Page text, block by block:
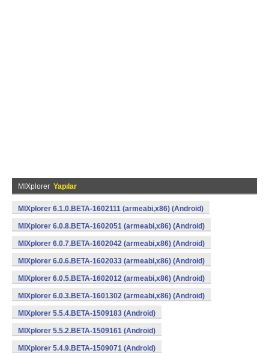
MIXplorer Yapılar
MIXplorer 6.1.0.BETA-1602111 (armeabi,x86) (Android)
MIXplorer 6.0.8.BETA-1602051 (armeabi,x86) (Android)
MIXplorer 6.0.7.BETA-1602042 (armeabi,x86) (Android)
MIXplorer 6.0.6.BETA-1602033 (armeabi,x86) (Android)
MIXplorer 6.0.5.BETA-1602012 (armeabi,x86) (Android)
MIXplorer 6.0.3.BETA-1601302 (armeabi,x86) (Android)
MIXplorer 5.5.4.BETA-1509183 (Android)
MIXplorer 5.5.2.BETA-1509161 (Android)
MIXplorer 5.4.9.BETA-1509071 (Android)